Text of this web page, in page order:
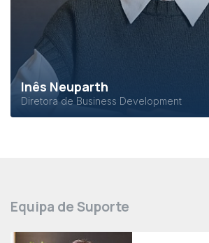
Inês Neuparth
Diretora de Business Development
Equipa de Suporte